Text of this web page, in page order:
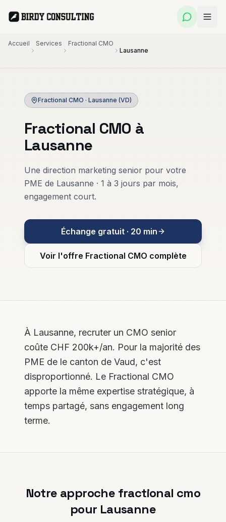
Fractional
CMO
Direction
externalisée
pour PME
Ghostwriting
& présence
Publicité
Digitale
Google
Ads &
LinkedIn
Ads
SEO
Visibilité durable
& IA
Plus de leads,
Email
Social
Media B2B
Instagram,
community
management
Création de
Site Web
Sites
qui
convertissent
Outils métier
livrés en
semaines
Immobilier
Tech &
Accueil Services
Fractional CMO
Lausanne
Fractional CMO · Lausanne (VD)
Fractional CMO à
Lausanne
Une direction marketing senior pour votre
PME de Lausanne · 1 à 3 jours par mois,
engagement court.
Échange gratuit · 20 min
Voir l'offre Fractional CMO complète
À Lausanne, recruter un CMO senior
coûte CHF 200k+/an. Pour la majorité des
PME de le canton de Vaud, c'est
disproportionné. Le Fractional CMO
apporte la même expertise stratégique, à
temps partagé, sans engagement long
terme.
Notre approche fractional cmo
pour Lausanne